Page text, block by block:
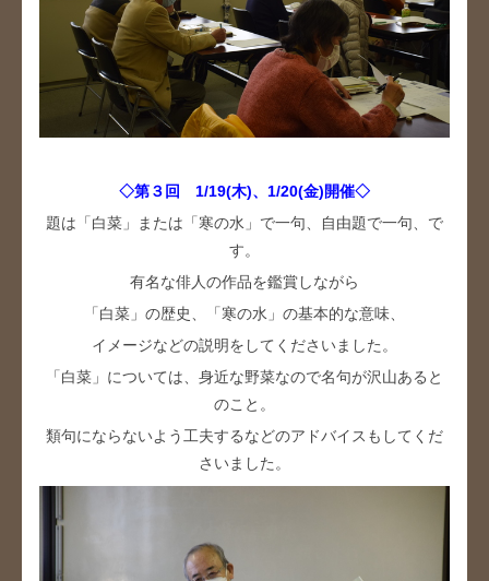
◇第３回 1/19(木)、1/20(金)開催◇
題は「白菜」または「寒の水」で一句、自由題で一句、で
す。
有名な俳人の作品を鑑賞しながら
「白菜」の歴史、「寒の水」の基本的な意味、
イメージなどの説明をしてくださいました。
「白菜」については、身近な野菜なので名句が沢山あると
のこと。
類句にならないよう工夫するなどのアドバイスもしてくだ
さいました。